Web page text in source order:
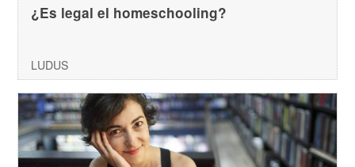
¿Es legal el homeschooling?
LUDUS